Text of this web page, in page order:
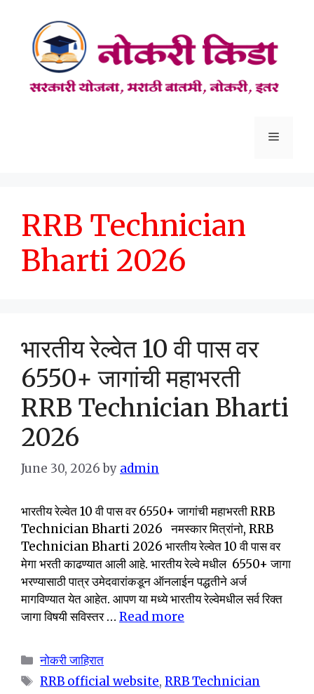
content
Menu
RRB Technician
Bharti 2026
भारतीय रेल्वेत 10 वी पास वर
6550+ जागांची महाभरती
RRB Technician Bharti
2026
June 30, 2026 by admin
भारतीय रेल्वेत 10 वी पास वर 6550+ जागांची महाभरती RRB
Technician Bharti 2026 नमस्कार मित्रांनो, RRB
Technician Bharti 2026 भारतीय रेल्वेत 10 वी पास वर
मेगा भरती काढण्यात आली आहे. भारतीय रेल्वे मधील 6550+ जागा
भरण्यासाठी पात्र उमेदवारांकडून ऑनलाईन पद्धतीने अर्ज
मागविण्यात येत आहेत. आपण या मध्ये भारतीय रेल्वेमधील सर्व रिक्त
जागा विषयी सविस्तर … Read more
Categories
नोकरी जाहिरात
Tags
RRB official website,RRB Technician